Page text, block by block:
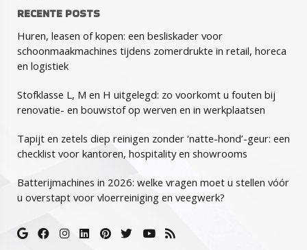
RECENTE POSTS
Huren, leasen of kopen: een besliskader voor
schoonmaakmachines tijdens zomerdrukte in retail, horeca
en logistiek
Stofklasse L, M en H uitgelegd: zo voorkomt u fouten bij
renovatie- en bouwstof op werven en in werkplaatsen
Tapijt en zetels diep reinigen zonder ‘natte-hond’-geur: een
checklist voor kantoren, hospitality en showrooms
Batterijmachines in 2026: welke vragen moet u stellen vóór
u overstapt voor vloerreiniging en veegwerk?